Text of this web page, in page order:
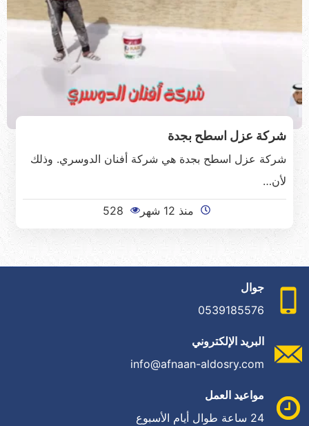
شركة عزل اسطح بجدة
شركة عزل اسطح بجدة هي شركة أفنان الدوسري. وذلك
لأن…
منذ 12 شهر 528
جوال
0539185576
البريد الإلكتروني
info@afnaan-aldosry.com
مواعيد العمل
24 ساعة طوال أيام الأسبوع